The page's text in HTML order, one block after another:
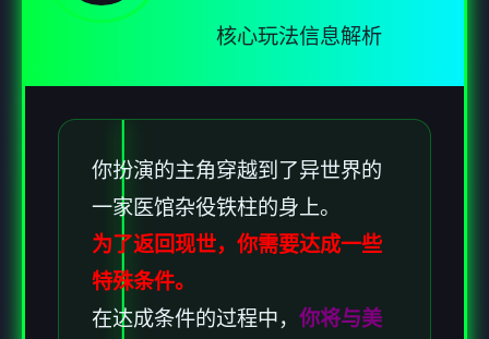
核心玩法信息解析
你扮演的主角穿越到了异世界的
一家医馆杂役铁柱的身上。
为了返回现世，你需要达成一些
特殊条件。
在达成条件的过程中， 你将与美